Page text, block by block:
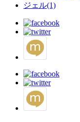
ジェル(1)